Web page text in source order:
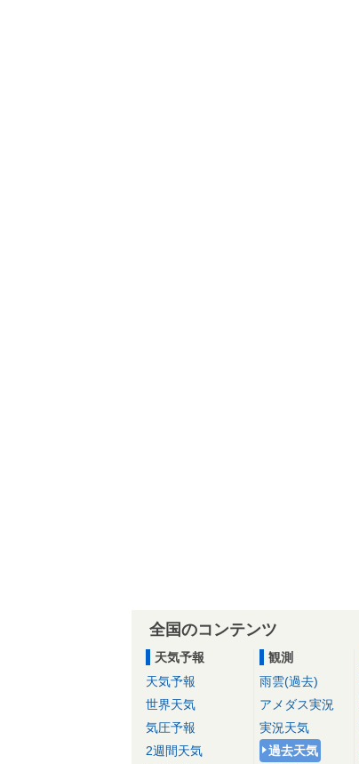
全国のコンテンツ
天気予報
天気予報
世界天気
気圧予報
2週間天気
観測
雨雲(過去)
アメダス実況
実況天気
過去天気